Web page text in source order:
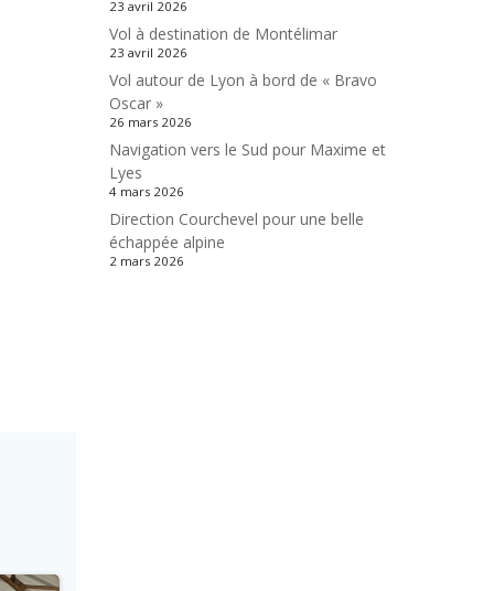
23 avril 2026
Vol à destination de Montélimar
23 avril 2026
Vol autour de Lyon à bord de « Bravo
Oscar »
26 mars 2026
Navigation vers le Sud pour Maxime et
Lyes
4 mars 2026
Direction Courchevel pour une belle
échappée alpine
2 mars 2026